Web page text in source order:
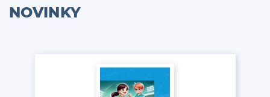
NOVINKY